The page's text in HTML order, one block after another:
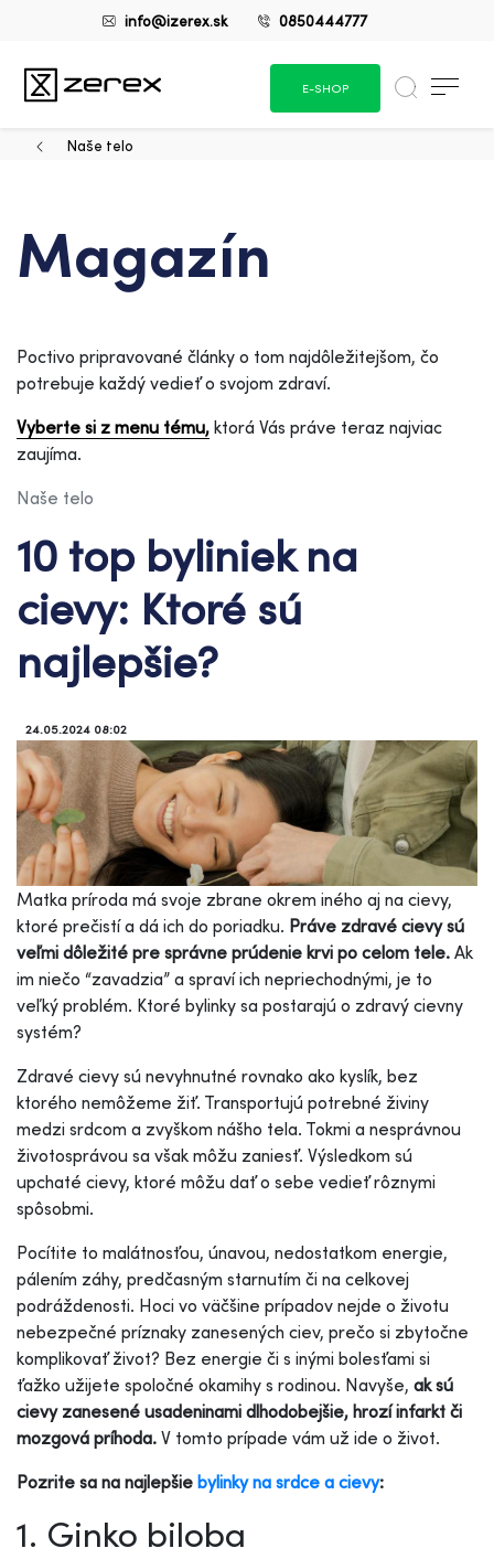
info@izerex.sk 0850444777
E-SHOP
Naše telo
Magazín
Poctivo pripravované články o tom najdôležitejšom, čo
potrebuje každý vedieť o svojom zdraví.
Vyberte si z menu tému, ktorá Vás práve teraz najviac
zaujíma.
Naše telo
10 top byliniek na
cievy: Ktoré sú
najlepšie?
24.05.2024 08:02
Matka príroda má svoje zbrane okrem iného aj na cievy,
ktoré prečistí a dá ich do poriadku. Práve zdravé cievy sú
veľmi dôležité pre správne prúdenie krvi po celom tele. Ak
im niečo “zavadzia” a spraví ich nepriechodnými, je to
veľký problém. Ktoré bylinky sa postarajú o zdravý cievny
systém?
Zdravé cievy sú nevyhnutné rovnako ako kyslík, bez
ktorého nemôžeme žiť. Transportujú potrebné živiny
medzi srdcom a zvyškom nášho tela. Tokmi a nesprávnou
životosprávou sa však môžu zaniesť. Výsledkom sú
upchaté cievy, ktoré môžu dať o sebe vedieť rôznymi
spôsobmi.
Pocítite to malátnosťou, únavou, nedostatkom energie,
pálením záhy, predčasným starnutím či na celkovej
podráždenosti. Hoci vo väčšine prípadov nejde o životu
nebezpečné príznaky zanesených ciev, prečo si zbytočne
komplikovať život? Bez energie či s inými bolesťami si
ťažko užijete spoločné okamihy s rodinou. Navyše, ak sú
cievy zanesené usadeninami dlhodobejšie, hrozí infarkt či
mozgová príhoda. V tomto prípade vám už ide o život.
Pozrite sa na najlepšie bylinky na srdce a cievy:
1. Ginko biloba